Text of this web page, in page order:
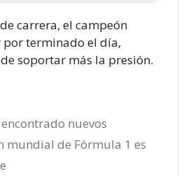
carrera, el campeón
terminado el día,
soportar más la presión.
nuevos
mundial de Fórmula 1 es